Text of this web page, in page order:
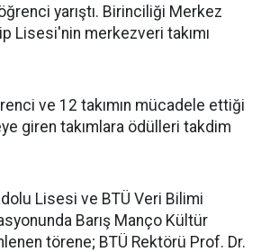
yarıştı. Birinciliği Merkez
Lisesi'nin merkezveri takımı
ve 12 takımın mücadele ettiği
giren takımlara ödülleri takdim
Lisesi ve BTÜ Veri Bilimi
Barış Manço Kültür
törene; BTÜ Rektörü Prof. Dr.